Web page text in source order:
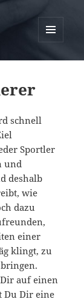
schnell
Sportler
und
deshalb
wie
dazu
einer
klingt, zu
auf einen
Du Dir eine